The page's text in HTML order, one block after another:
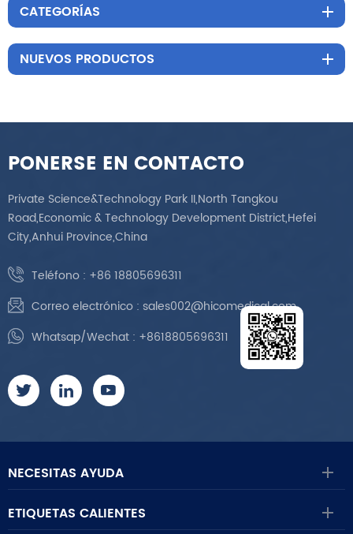
CATEGORÍAS
NUEVOS PRODUCTOS
PONERSE EN CONTACTO
Private Science&Technology Park II,North Tangkou
Road,Economic & Technology Development District,Hefei
City,Anhui Province,China
Teléfono : +86 18805696311
Correo electrónico : sales002@hicomedical.com
Whatsap/Wechat : +8618805696311
NECESITAS AYUDA
ETIQUETAS CALIENTES